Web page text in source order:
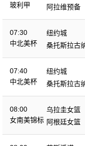
玻利甲
阿拉维预备
07:30
中北美杯
纽约城
桑托斯拉古
07:40
中北美杯
纽约城
桑托斯拉古
08:00
女南美锦标
乌拉圭女篮
阿根廷女篮